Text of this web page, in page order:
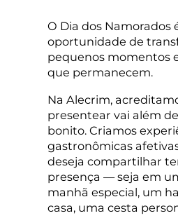
O Dia dos Namorados
oportunidade de
pequenos momentos
que permanecem.
Na Alecrim,
presentear vai além
bonito. Criamos
gastronômicas
deseja compartilhar
presença — seja em
manhã especial, um
casa, uma cesta